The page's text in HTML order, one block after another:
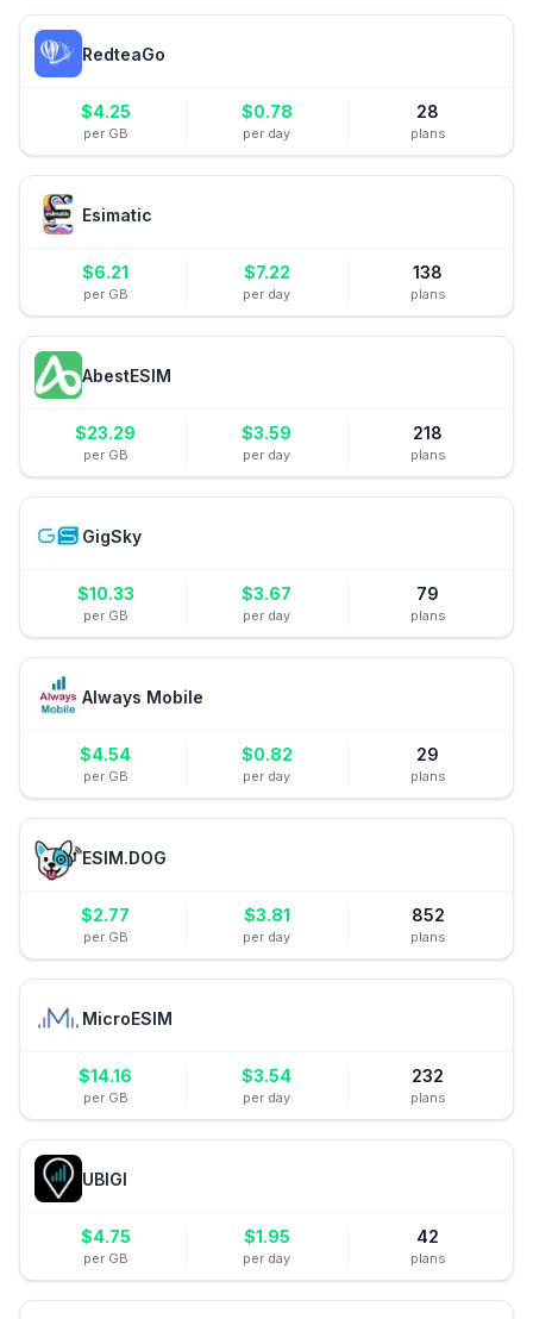
RedteaGo
$4.25
per GB
$0.78
per day
28
plans
Esimatic
$6.21
per GB
$7.22
per day
138
plans
AbestESIM
$23.29
per GB
$3.59
per day
218
plans
GigSky
$10.33
per GB
$3.67
per day
79
plans
Always Mobile
$4.54
per GB
$0.82
per day
29
plans
ESIM.DOG
$2.77
per GB
$3.81
per day
852
plans
MicroESIM
$14.16
per GB
$3.54
per day
232
plans
UBIGI
$4.75
per GB
$1.95
per day
42
plans